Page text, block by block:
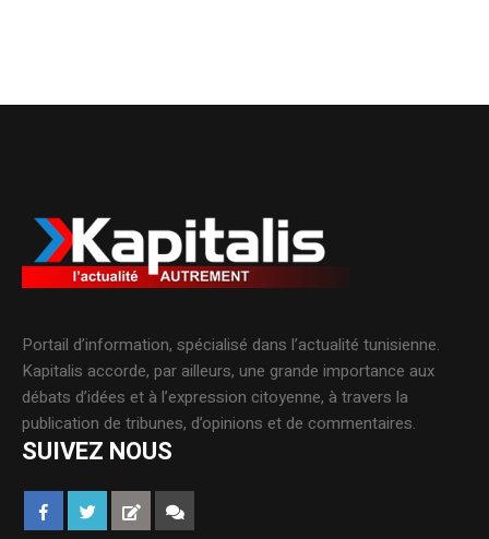
Portail d’information, spécialisé dans l’actualité tunisienne.
Kapitalis accorde, par ailleurs, une grande importance aux
débats d’idées et à l’expression citoyenne, à travers la
publication de tribunes, d’opinions et de commentaires.
SUIVEZ NOUS